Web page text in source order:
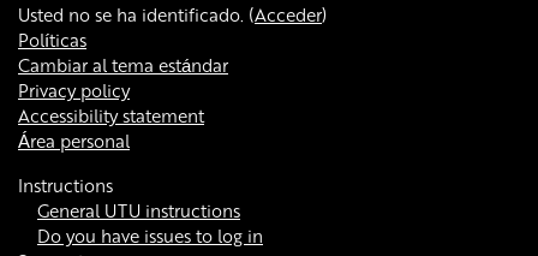
Usted no se ha identificado. (Acceder)
Políticas
Cambiar al tema estándar
Privacy policy
Accessibility statement
Área personal
Instructions
General UTU instructions
Do you have issues to log in